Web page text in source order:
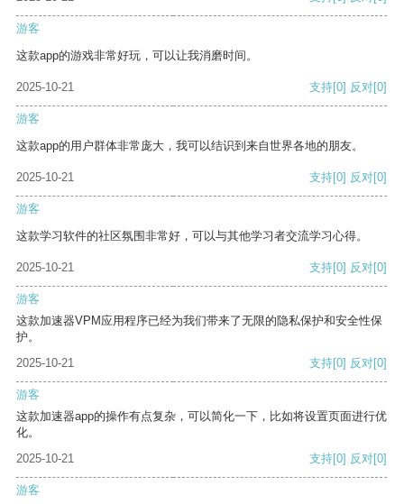
游客
这款app的游戏非常好玩，可以让我消磨时间。
2025-10-21 支持[0] 反对[0]
游客
这款app的用户群体非常庞大，我可以结识到来自世界各地的朋友。
2025-10-21 支持[0] 反对[0]
游客
这款学习软件的社区氛围非常好，可以与其他学习者交流学习心得。
2025-10-21 支持[0] 反对[0]
游客
这款加速器VPM应用程序已经为我们带来了无限的隐私保护和安全性保
护。
2025-10-21
支持[0] 反对[0]
游客
这款加速器app的操作有点复杂，可以简化一下，比如将设置页面进行优
化。
2025-10-21
支持[0] 反对[0]
游客